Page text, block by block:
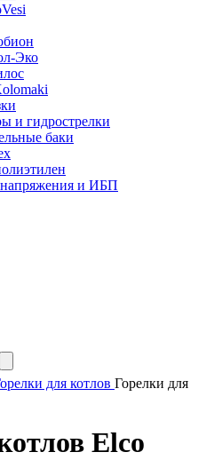
Эко
и гидрострелки
баки
и ИБП
для котлов Горелки для
Elco